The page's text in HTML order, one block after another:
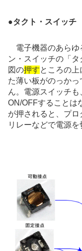
●タクト・スイッチ
電子機器のあらゆ
ン・スイッチの「
図の押すところの
た薄い板がのっか
ん。電源スイッチ
ON/OFFすることは
が押されると、プロ
リレーなどで電源を